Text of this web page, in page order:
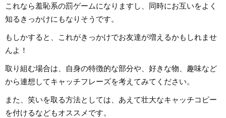
これなら羞恥系の罰ゲームになりますし、同時にお互いをよく
知るきっかけにもなりそうです。
もしかすると、これがきっかけでお友達が増えるかもしれませ
んよ！
取り組む場合は、自身の特徴的な部分や、好きな物、趣味など
から連想してキャッチフレーズを考えてみてください。
また、笑いを取る方法としては、あえて壮大なキャッチコピー
を付けるなどもオススメです。